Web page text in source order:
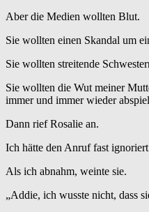
Aber die Medien wollten Blut.
Sie wollten einen Skandal um
Sie wollten streitende
Sie wollten die Wut meiner
immer und immer wieder
Dann rief Rosalie an.
Ich hätte den Anruf fast
Als ich abnahm, weinte sie.
„Addie, ich wusste nicht, dass